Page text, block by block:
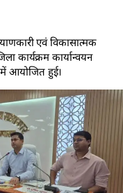
एवं विकासात्मक
कार्यक्रम कार्यान्वयन
आयोजित हुई।